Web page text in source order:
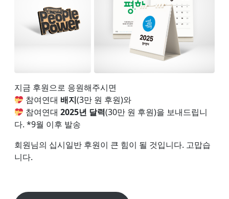
지금 후원으로 응원해주시면
참여연대 배지(3만 원 후원)와
참여연대2025년 달력(30만 원 후원)을 보내드립니
다. *9월 이후 발송
회원님의 십시일반 후원이 큰 힘이 될 것입니다. 고맙습
니다.